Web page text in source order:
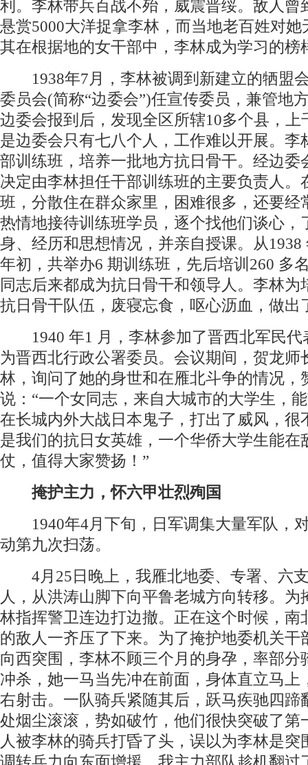
利。李林带兵百战不殆，威震晋绥。敌人曾
悬赏5000大洋捉拿李林，而当地老百姓对她
其在根据地的女干部中，李林成为学习的榜
1938年7月，李林被调到新建立的牺盟
委员会(简称“边委会”)任宣传委员，兼管地
边委会报到后，发现全区所辖10多个县，上
是边委会只有七八个人，工作难以开展。李
部训练班，培养一批地方抗日骨干。经边委
决定由李林担任干部训练班的主要负责人。
班，分散住在群众家里，困难很多，还要经
热情地接待训练班学员，逐个找他们谈心，
身、经历和思想情况，并亲自授课。从1938
年初，共举办6 期训练班，先后培训260 多
同志后来都成为抗日骨干和领导人。李林为
抗日骨干队伍，废寝忘食，呕心沥血，做出
1940 年1 月，李林参加了晋西北军民代
为晋西北行政公署委员。会议期间，贺龙师
林，询问了她的身世和在雁北斗争的情况，
说：“一个女同志，来自大城市的大学生，
在长城内外大战日本鬼子，打出了威风，很
是我们的抗日女英雄，一个华侨大学生能在
仗，值得大家赞扬！”
掩护主力，怀六甲壮烈殉国
1940年4月下旬，日军调集大量军队，
动第九次扫荡。
4月25日晚上，我雁北地委、专署、六支
人，从洪涛山脚下向平鲁老城方向转移。为
林指挥警卫连边打边撤。正在这个时候，南
的敌人一齐压了下来。为了掩护地委机关干
向西突围，李林不顾三个月的身孕，率部分
冲杀，她一马当先冲在前面，身体直立马上
右射击。一队骑兵紧随其后，跃马疾驰四蹄
处烟尘滚滚，势如破竹，他们很快突破了第
人被李林的骑兵打昏了头，误以为李林是突